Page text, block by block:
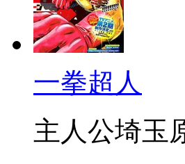
一拳超人
主人公埼玉